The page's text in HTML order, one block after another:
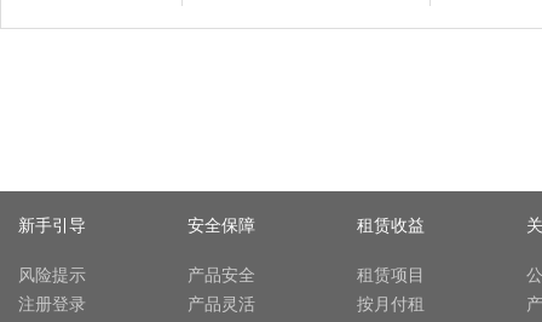
新手引导
风险提示
注册登录
安全保障
产品安全
产品灵活
租赁收益
租赁项目
按月付租